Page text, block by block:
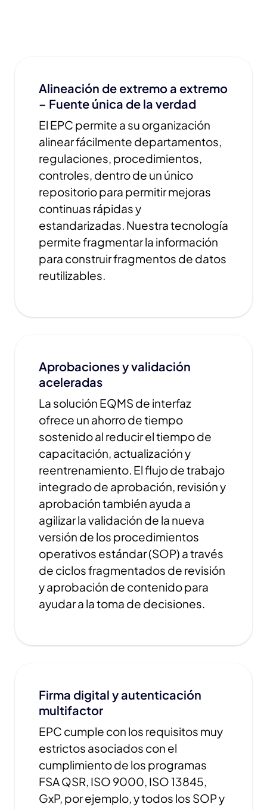
Alineación de extremo a extremo
– Fuente única de la verdad
El EPC permite a su organización
alinear fácilmente departamentos,
regulaciones, procedimientos,
controles, dentro de un único
repositorio para permitir mejoras
continuas rápidas y
estandarizadas. Nuestra tecnología
permite fragmentar la información
para construir fragmentos de datos
reutilizables.
Aprobaciones y validación
aceleradas
La solución EQMS de interfaz
ofrece un ahorro de tiempo
sostenido al reducir el tiempo de
capacitación, actualización y
reentrenamiento. El flujo de trabajo
integrado de aprobación, revisión y
aprobación también ayuda a
agilizar la validación de la nueva
versión de los procedimientos
operativos estándar (SOP) a través
de ciclos fragmentados de revisión
y aprobación de contenido para
ayudar a la toma de decisiones.
Firma digital y autenticación
multifactor
EPC cumple con los requisitos muy
estrictos asociados con el
cumplimiento de los programas
FSA QSR, ISO 9000, ISO 13845,
GxP, por ejemplo, y todos los SOP y